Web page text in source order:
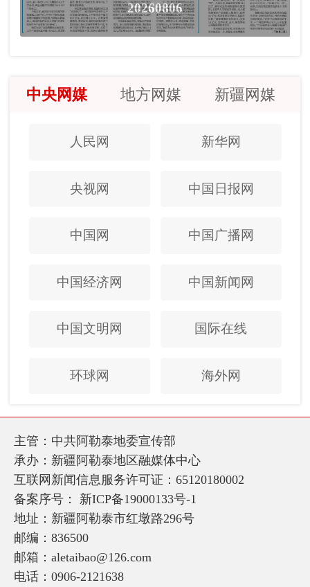
20260806
中央网媒 地方网媒 新疆网媒
人民网 新华网
央视网 中国日报网
中国网 中国广播网
中国经济网 中国新闻网
中国文明网 国际在线
环球网 海外网
主管：中共阿勒泰地委宣传部
承办：新疆阿勒泰地区融媒体中心
互联网新闻信息服务许可证：65120180002
备案序号： 新ICP备19000133号-1
地址：新疆阿勒泰市红墩路296号
邮编：836500
邮箱：aletaibao@126.com
电话：0906-2121638